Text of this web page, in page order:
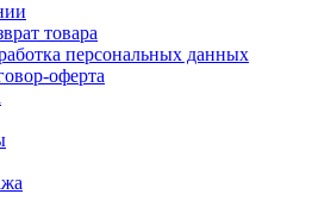
товара
персональных данных
оферта